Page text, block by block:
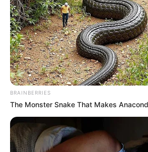
BRAINBERRIES
The Monster Snake That Makes